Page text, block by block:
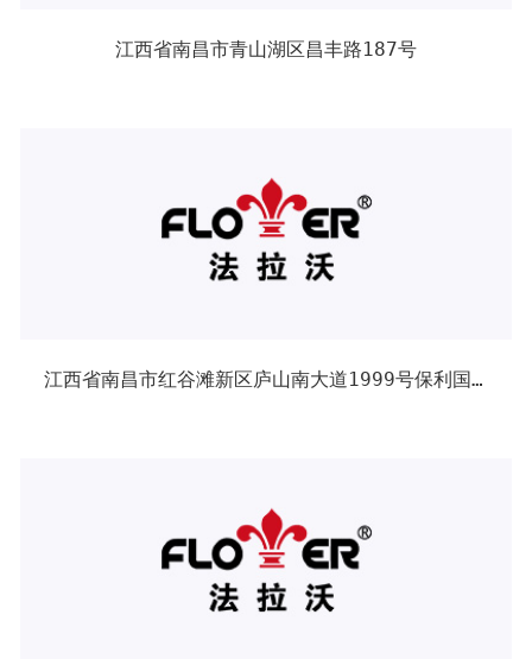
江西省南昌市青山湖区昌丰路187号
江西省南昌市红谷滩新区庐山南大道1999号保利国际高尔夫花园公共配套中心10#办公楼写字楼215-216室